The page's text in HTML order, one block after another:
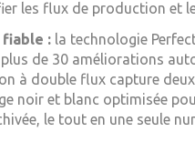
les flux de production et
fiable : la technologie
de 30 améliorations
à double flux capture
noir et blanc optimisée
le tout en une seule